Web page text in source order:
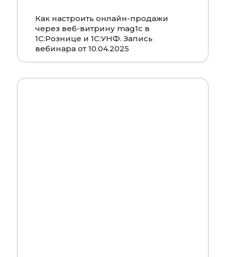
Как настроить онлайн-продажи
через веб-витрину mag1c в
1С:Рознице и 1С:УНФ. Запись
вебинара от 10.04.2025